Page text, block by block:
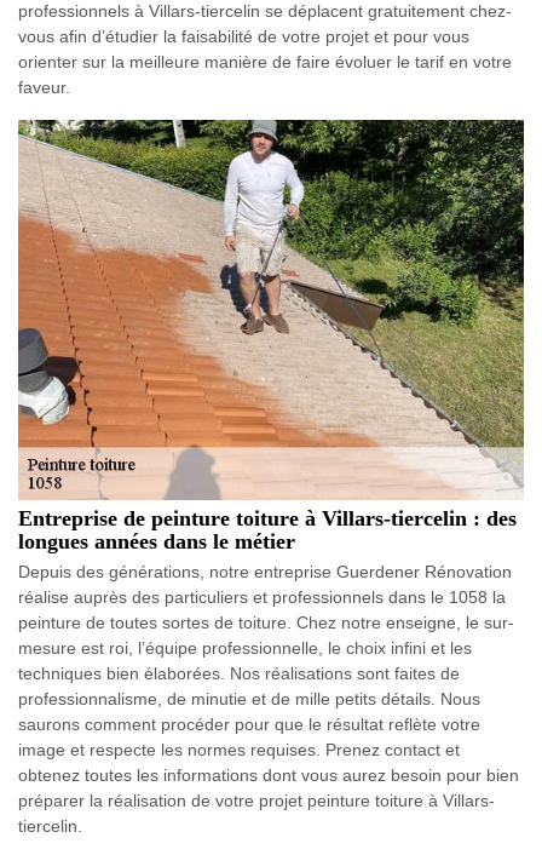
professionnels à Villars-tiercelin se déplacent gratuitement chez-
vous afin d’étudier la faisabilité de votre projet et pour vous
orienter sur la meilleure manière de faire évoluer le tarif en votre
faveur.
Entreprise de peinture toiture à Villars-tiercelin : des
longues années dans le métier
Depuis des générations, notre entreprise Guerdener Rénovation
réalise auprès des particuliers et professionnels dans le 1058 la
peinture de toutes sortes de toiture. Chez notre enseigne, le sur-
mesure est roi, l’équipe professionnelle, le choix infini et les
techniques bien élaborées. Nos réalisations sont faites de
professionnalisme, de minutie et de mille petits détails. Nous
saurons comment procéder pour que le résultat reflète votre
image et respecte les normes requises. Prenez contact et
obtenez toutes les informations dont vous aurez besoin pour bien
préparer la réalisation de votre projet peinture toiture à Villars-
tiercelin.